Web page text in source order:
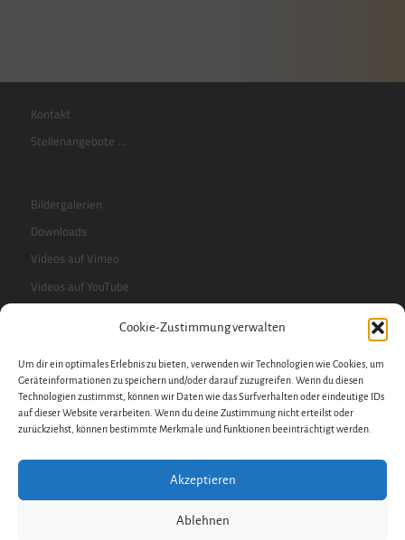
Cookie-Zustimmung verwalten
Um dir ein optimales Erlebnis zu bieten, verwenden wir Technologien wie Cookies, um
Geräteinformationen zu speichern und/oder darauf zuzugreifen. Wenn du diesen
Technologien zustimmst, können wir Daten wie das Surfverhalten oder eindeutige IDs
auf dieser Website verarbeiten. Wenn du deine Zustimmung nicht erteilst oder
zurückziehst, können bestimmte Merkmale und Funktionen beeinträchtigt werden.
Akzeptieren
Ablehnen
Kontakt
Stellenangebote …
Bildergalerien
Downloads
Videos auf Vimeo
Videos auf YouTube
Sidebar
Impressum
Datenschutzerklärung